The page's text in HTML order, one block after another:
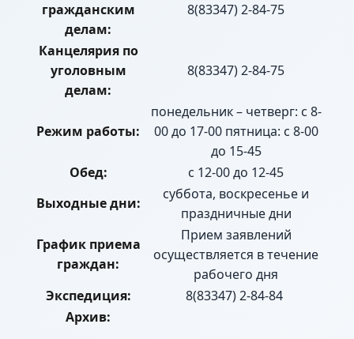
гражданским
делам:
8(83347) 2-84-75
Канцелярия по
уголовным
делам:
8(83347) 2-84-75
Режим работы:
понедельник – четверг: с 8-
00 до 17-00 пятница: с 8-00
до 15-45
Обед:
с 12-00 до 12-45
Выходные дни:
суббота, воскресенье и
праздничные дни
График приема
граждан:
Прием заявлений
осуществляется в течение
рабочего дня
Экспедиция:
8(83347) 2-84-84
Архив: